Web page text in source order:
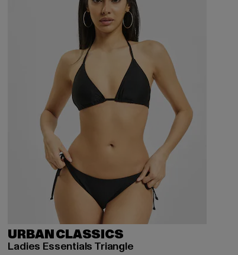
URBAN CLASSICS
Ladies Essentials Triangle